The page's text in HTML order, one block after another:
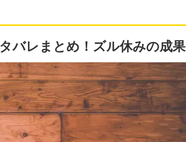
バレまとめ！ズル休みの成果